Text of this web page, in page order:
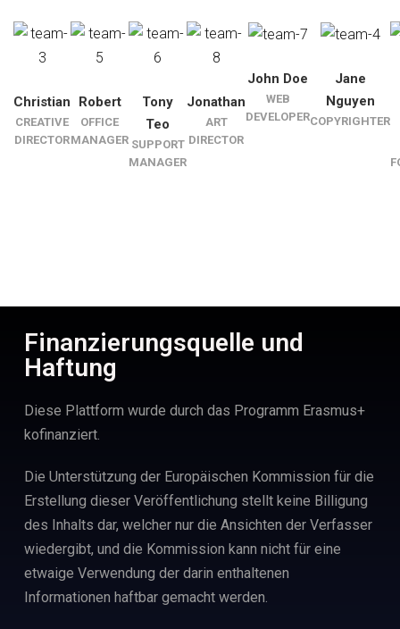
Christian
CREATIVE
DIRECTOR
Robert
OFFICE
MANAGER
Tony
Teo
SUPPORT
MANAGER
Jonathan
ART
DIRECTOR
John Doe
WEB
DEVELOPER
Jane
Nguyen
COPYRIGHTER
Finanzierungsquelle und
Haftung
Diese Plattform wurde durch das Programm Erasmus+
kofinanziert.
Die Unterstützung der Europäischen Kommission für die
Erstellung dieser Veröffentlichung stellt keine Billigung
des Inhalts dar, welcher nur die Ansichten der Verfasser
wiedergibt, und die Kommission kann nicht für eine
etwaige Verwendung der darin enthaltenen
Informationen haftbar gemacht werden.